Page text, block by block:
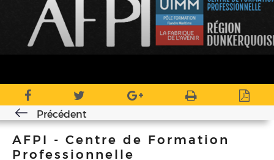
Précédent
AFPI - Centre de Formation
Professionnelle